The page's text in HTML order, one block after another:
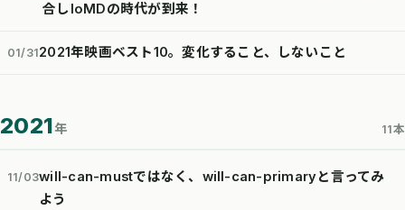
合しIoMDの時代が到来！
01/312021年映画ベスト10。変化すること、しないこと
2021年 11本
11/03will-can-mustではなく、will-can-primaryと言ってみ
よう